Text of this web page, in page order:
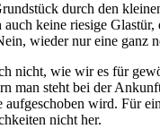
durch den
keine riesige Glastür,
wieder nur eine ganz
nicht, wie wir es für
man steht bei der
aufgeschoben wird. Für
nicht her.